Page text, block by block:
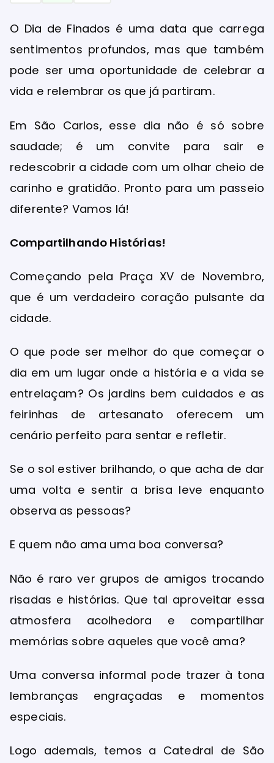
O Dia de Finados é uma data que carrega
sentimentos profundos, mas que também
pode ser uma oportunidade de celebrar a
vida e relembrar os que já partiram.
Em São Carlos, esse dia não é só sobre
saudade; é um convite para sair e
redescobrir a cidade com um olhar cheio de
carinho e gratidão. Pronto para um passeio
diferente? Vamos lá!
Compartilhando Histórias!
Começando pela Praça XV de Novembro,
que é um verdadeiro coração pulsante da
cidade.
O que pode ser melhor do que começar o
dia em um lugar onde a história e a vida se
entrelaçam? Os jardins bem cuidados e as
feirinhas de artesanato oferecem um
cenário perfeito para sentar e refletir.
Se o sol estiver brilhando, o que acha de dar
uma volta e sentir a brisa leve enquanto
observa as pessoas?
E quem não ama uma boa conversa?
Não é raro ver grupos de amigos trocando
risadas e histórias. Que tal aproveitar essa
atmosfera acolhedora e compartilhar
memórias sobre aqueles que você ama?
Uma conversa informal pode trazer à tona
lembranças engraçadas e momentos
especiais.
Logo ademais, temos a Catedral de São